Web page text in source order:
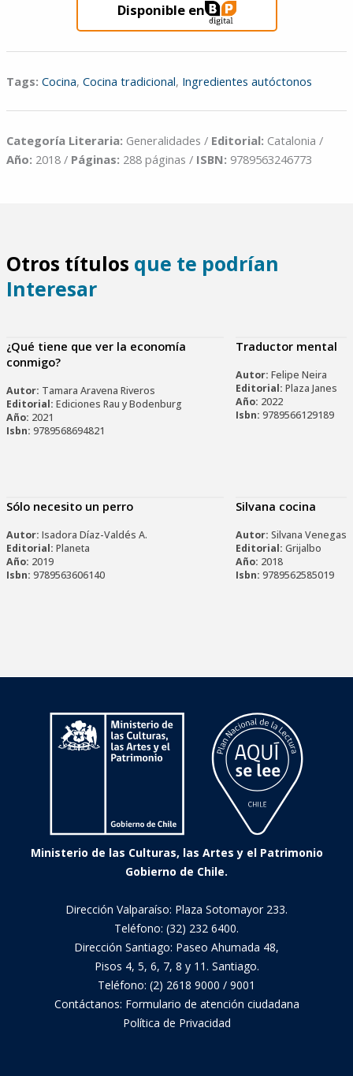
Disponible en
Tags: Cocina, Cocina tradicional, Ingredientes autóctonos
Categoría Literaria: Generalidades / Editorial: Catalonia /
Año: 2018 / Páginas: 288 páginas / ISBN: 9789563246773
Otros títulos que te podrían
Interesar
¿Qué tiene que ver la economía
conmigo?
Autor: Tamara Aravena Riveros
Editorial: Ediciones Rau y Bodenburg
Año: 2021
Isbn: 9789568694821
Traductor mental
Autor:Felipe Neira
Editorial:Plaza Janes
Año: 2022
Isbn:9789566129189
Sólo necesito un perro
Autor: Isadora Díaz-Valdés A.
Editorial: Planeta
Año: 2019
Isbn: 9789563606140
Silvana cocina
Autor:Silvana Venegas
Editorial:Grijalbo
Año: 2018
Isbn:9789562585019
Ministerio de las Culturas, las Artes y el Patrimonio
Gobierno de Chile.
Dirección Valparaíso: Plaza Sotomayor 233.
Teléfono: (32) 232 6400.
Dirección Santiago: Paseo Ahumada 48,
Pisos 4, 5, 6, 7, 8 y 11. Santiago.
Teléfono: (2) 2618 9000 / 9001
Contáctanos: Formulario de atención ciudadana
Política de Privacidad